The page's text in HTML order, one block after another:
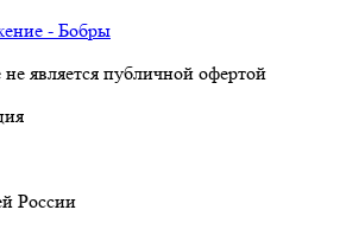
- Бобры
является публичной офертой
России